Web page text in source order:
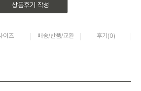
상품후기 작성
이즈 배송/반품/교환 후기(0)